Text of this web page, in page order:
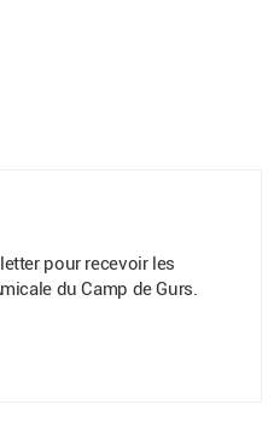
pour recevoir les
du Camp de Gurs.